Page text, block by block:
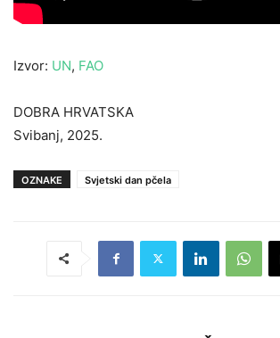
Izvor: UN, FAO
DOBRA HRVATSKA
Svibanj, 2025.
OZNAKE Svjetski dan pčela